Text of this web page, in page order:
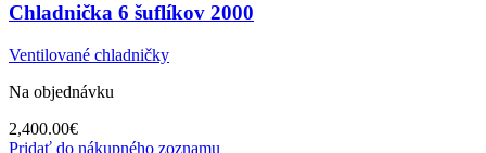
Chladnička 6 šuflíkov 2000
Ventilované chladničky
Na objednávku
2,400.00€
Pridať do nákupného zoznamu